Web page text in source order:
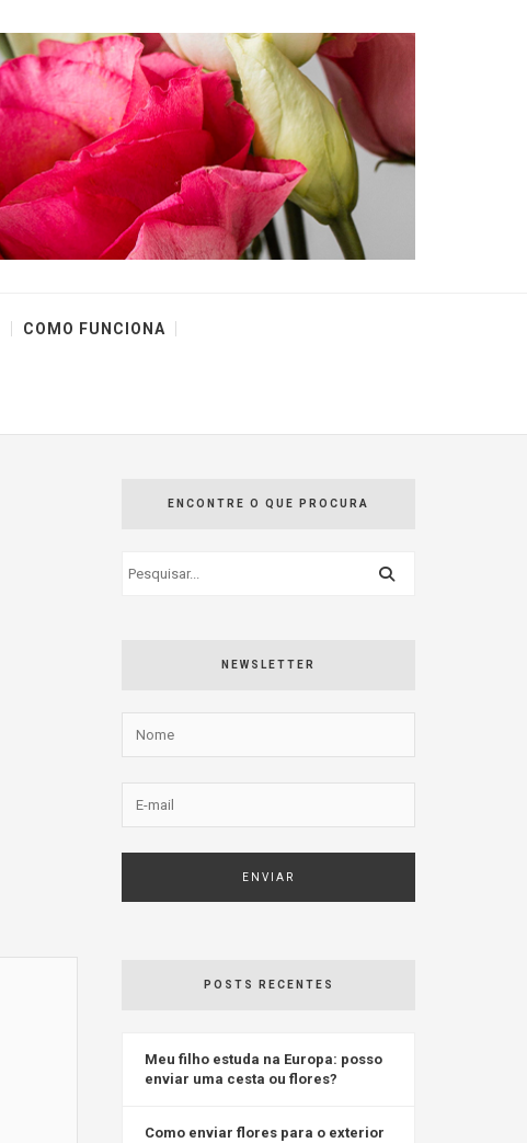
COMO FUNCIONA
ENCONTRE O QUE PROCURA
NEWSLETTER
POSTS RECENTES
Meu filho estuda na Europa: posso
enviar uma cesta ou flores?
Como enviar flores para o exterior